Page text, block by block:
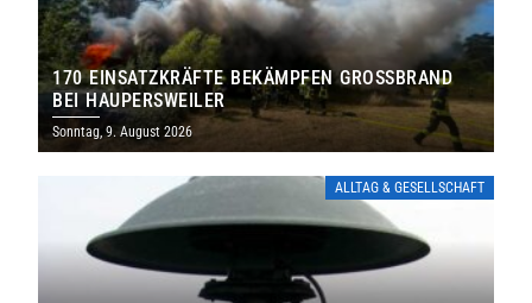
170 EINSATZKRÄFTE BEKÄMPFEN GROSSBRAND B
EI HAUPERSWEILER
Sonntag, 9. August 2026
ALLTAG & GESELLSCHAFT